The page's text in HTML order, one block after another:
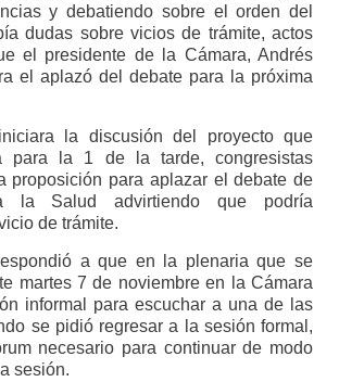
y debatiendo sobre el orden del
dudas sobre vicios de trámite, actos
el presidente de la Cámara, Andrés
el aplazó del debate para la próxima
la discusión del proyecto que
para la 1 de la tarde, congresistas
proposición para aplazar el debate de
la Salud advirtiendo que podría
de trámite.
a que en la plenaria que se
martes 7 de noviembre en la Cámara
informal para escuchar a una de las
se pidió regresar a la sesión formal,
necesario para continuar de modo
sesión.